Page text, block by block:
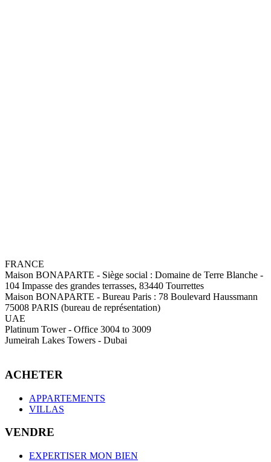
FRANCE
Maison BONAPARTE - Siège social : Domaine de Terre Blanche -
104 Impasse des grandes terrasses, 83440 Tourrettes
Maison BONAPARTE - Bureau Paris : 78 Boulevard Haussmann
75008 PARIS (bureau de représentation)
UAE
Platinum Tower - Office 3004 to 3009
Jumeirah Lakes Towers - Dubai
ACHETER
APPARTEMENTS
VILLAS
VENDRE
EXPERTISER MON BIEN